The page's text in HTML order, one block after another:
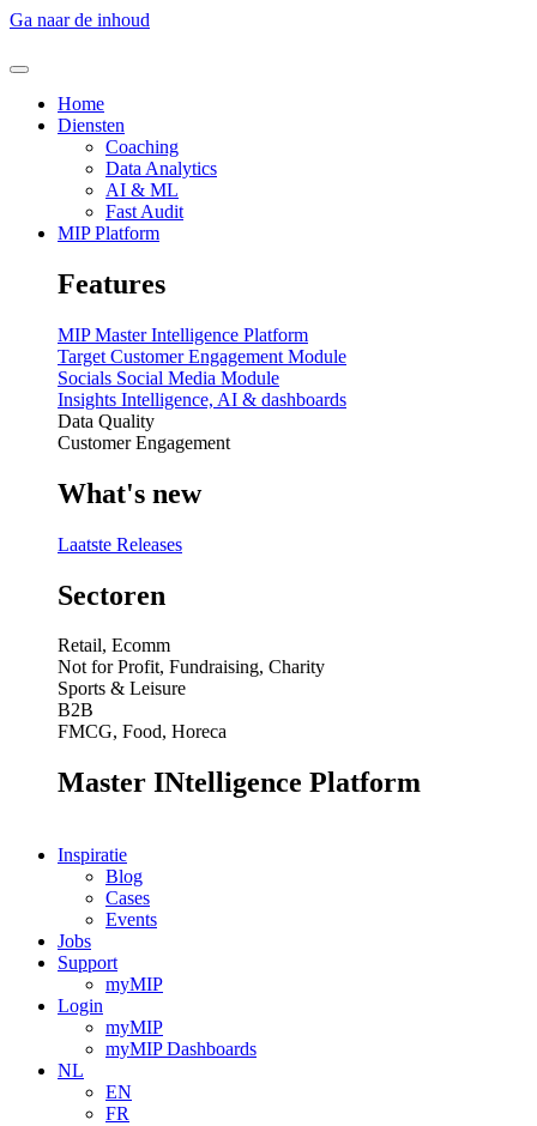
Ga naar de inhoud
Home
Diensten
Coaching
Data Analytics
AI & ML
Fast Audit
MIP Platform
Features
MIP Master Intelligence Platform
Target Customer Engagement Module
Socials Social Media Module
Insights Intelligence, AI & dashboards
Data Quality
Customer Engagement
What's new
Laatste Releases
Sectoren
Retail, Ecomm
Not for Profit, Fundraising, Charity
Sports & Leisure
B2B
FMCG, Food, Horeca
Master INtelligence Platform
Inspiratie
Blog
Cases
Events
Jobs
Support
myMIP
Login
myMIP
myMIP Dashboards
NL
EN
FR